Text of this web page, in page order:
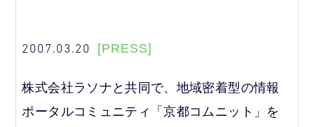
2007.03.20 [PRESS]
株式会社ラソナと共同で、地域密着型の情報
ポータルコミュニティ「京都コムニット」を